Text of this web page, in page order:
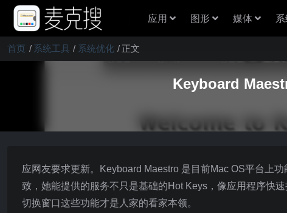
应用 图形 媒体
首页 系统工具 系统优化 正文
Keyboard
应网友要求更新。Keyboard Maestro 是目前Mac OS平台上
致，她能提供的服务不只是基础的Hot Keys，像应用程序快
切换窗口这些功能才是人家的看家本领。